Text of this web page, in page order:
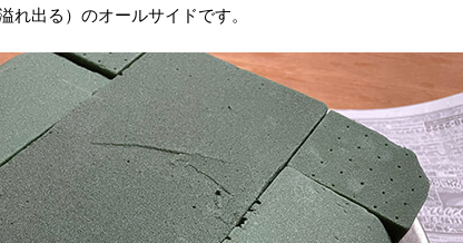
れ出る）のオールサイドです。